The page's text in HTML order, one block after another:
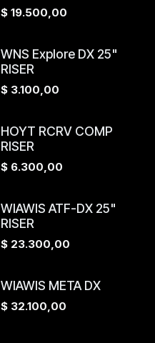
$ 19.500,00
WNS Explore DX 25"
RISER
$ 3.100,00
HOYT RCRV COMP
RISER
$ 6.300,00
WIAWIS ATF-DX 25"
RISER
$ 23.300,00
WIAWIS META DX
$ 32.100,00